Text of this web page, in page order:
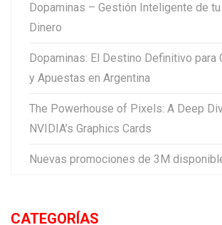
Dopaminas – Gestión Inteligente de tu
Dinero
Dopaminas: El Destino Definitivo para
y Apuestas en Argentina
The Powerhouse of Pixels: A Deep
NVIDIA’s Graphics Cards
Nuevas promociones de 3M
CATEGORÍAS